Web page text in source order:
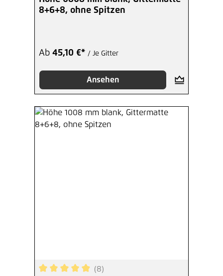
8+6+8, ohne Spitzen
Ab 45,10 €* / Je Gitter
Ansehen
(8)